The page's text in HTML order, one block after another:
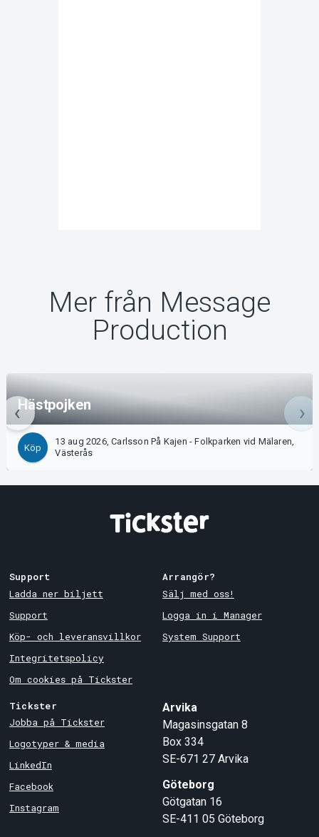
Mer från Message
Production
Hästpojken
Köp
13 aug 2026, Carlsson På Kajen - Folkparken vid Mälaren,
Västerås
Support
Ladda ner biljett
Support
Köp- och leveransvillkor
Integritetspolicy
Om cookies på Tickster
Arrangör?
Sälj med oss!
Logga in i Manager
System Support
Tickster
Jobba på Tickster
Logotyper & media
LinkedIn
Facebook
Instagram
Arvika
Magasinsgatan 8
Box 334
SE-671 27 Arvika
Göteborg
Götgatan 16
SE-411 05 Göteborg